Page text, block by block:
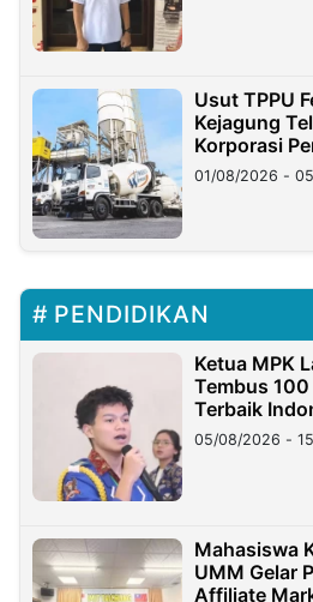
Usut TPPU
Kejagung
Korporasi
Ritto
01/08/2026 -
PENDIDIKAN
Ketua MPK
Tembus
Terbaik
05/08/2026 -
Mahasiswa
UMM Gelar
Affiliate